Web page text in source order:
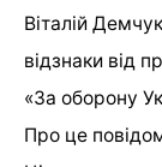
Віталій
відзнаки від
«За оборону
Про це